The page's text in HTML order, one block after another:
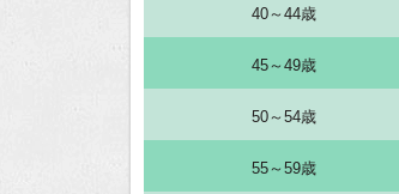
40～44歳
45～49歳
50～54歳
55～59歳